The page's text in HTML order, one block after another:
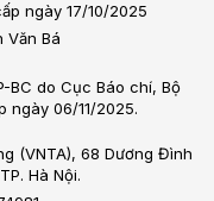
ngày 17/10/2025
Văn Bá
BC do Cục Báo chí, Bộ
ngày 06/11/2025.
(VNTA), 68 Dương Đình
Hà Nội.